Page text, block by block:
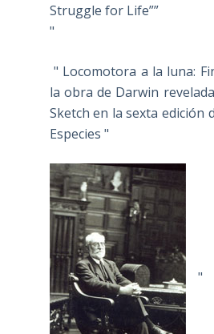
Struggle for Life””
"
" Locomotora a la luna:
la obra de Darwin
Sketch en la sexta edición
Especies "
"